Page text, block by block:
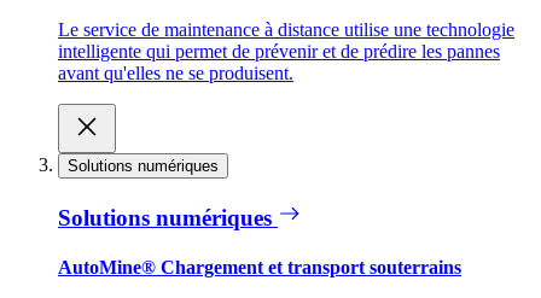
Le service de maintenance à distance utilise une technologie
intelligente qui permet de prévenir et de prédire les pannes
avant qu'elles ne se produisent.
Solutions numériques
Solutions numériques
AutoMine® Chargement et transport souterrains